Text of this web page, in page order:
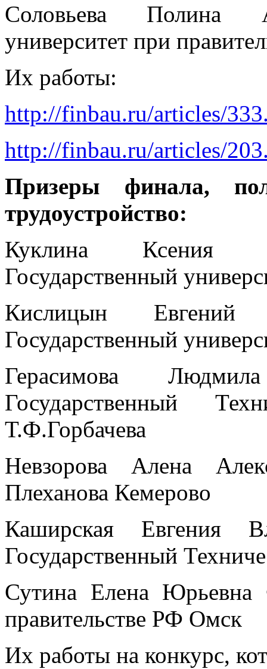
Соловьева Полина
университет при
Их работы:
http://finbau.ru/articles/
http://finbau.ru/articles/
Призеры финала,
трудоустройство:
Куклина Ксения
Государственный
Кислицын Евгений
Государственный
Герасимова
Государственный
Т.Ф.Горбачева
Невзорова Алена
Плеханова Кемерово
Каширская Евгения
Государственный
Сутина Елена Юрьевна
правительстве РФ Омск
Их работы на конкурс,